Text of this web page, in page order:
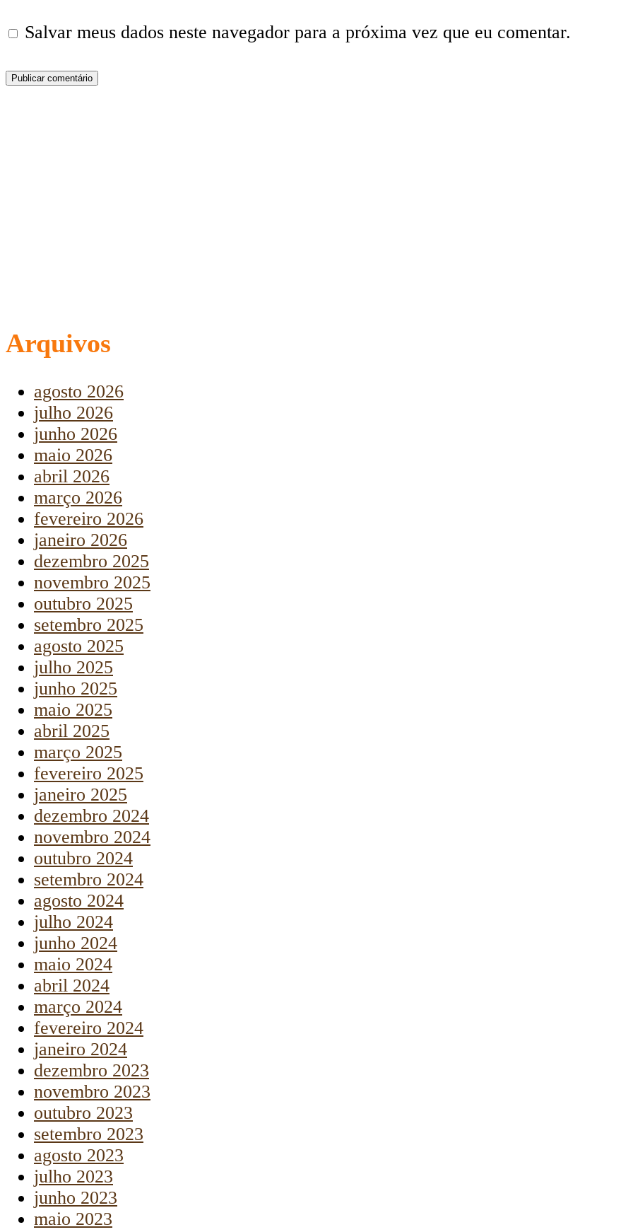
Salvar meus dados neste navegador para a próxima vez que eu comentar.
Arquivos
agosto 2026
julho 2026
junho 2026
maio 2026
abril 2026
março 2026
fevereiro 2026
janeiro 2026
dezembro 2025
novembro 2025
outubro 2025
setembro 2025
agosto 2025
julho 2025
junho 2025
maio 2025
abril 2025
março 2025
fevereiro 2025
janeiro 2025
dezembro 2024
novembro 2024
outubro 2024
setembro 2024
agosto 2024
julho 2024
junho 2024
maio 2024
abril 2024
março 2024
fevereiro 2024
janeiro 2024
dezembro 2023
novembro 2023
outubro 2023
setembro 2023
agosto 2023
julho 2023
junho 2023
maio 2023